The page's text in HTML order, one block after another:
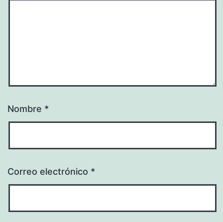
Nombre *
Correo electrónico *